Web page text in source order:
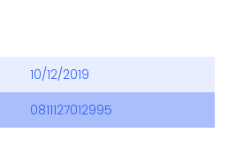
10/12/2019
0811127012995